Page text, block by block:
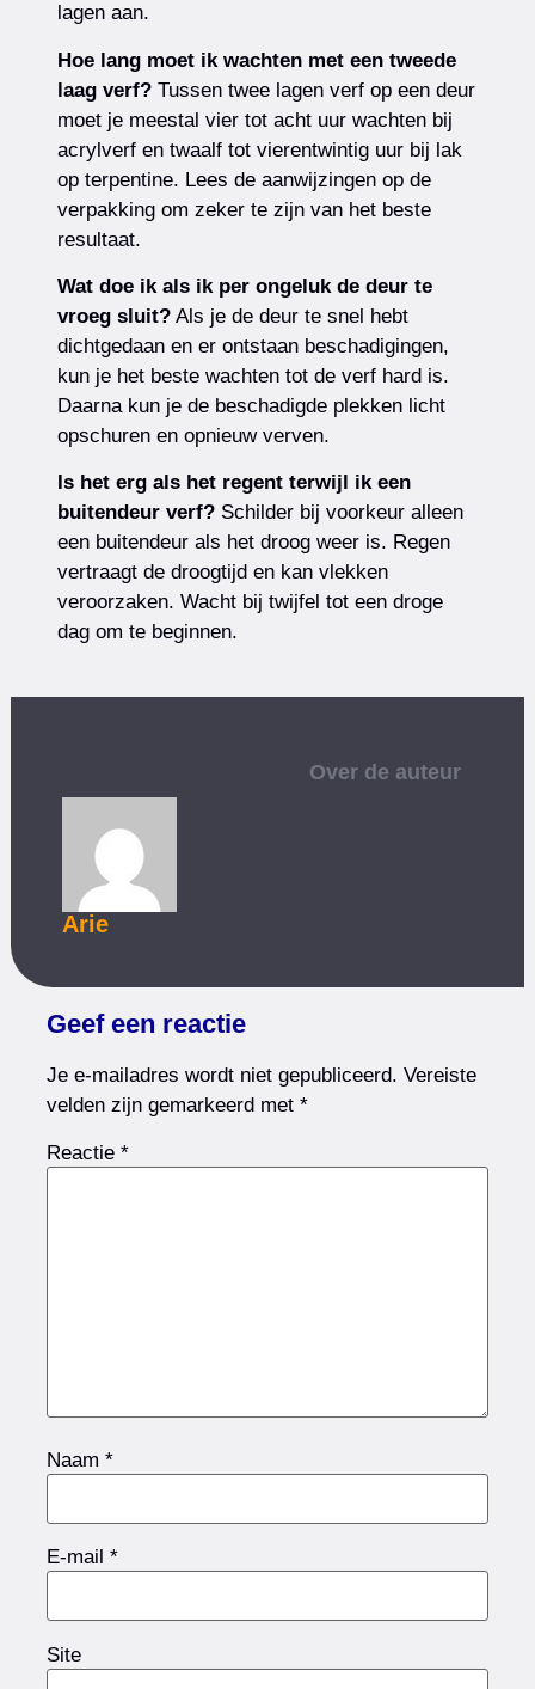
lagen aan.
Hoe lang moet ik wachten met een tweede
laag verf?Tussen twee lagen verf op een deur
moet je meestal vier tot acht uur wachten bij
acrylverf en twaalf tot vierentwintig uur bij lak
op terpentine. Lees de aanwijzingen op de
verpakking om zeker te zijn van het beste
resultaat.
Wat doe ik als ik per ongeluk de deur te
vroeg sluit?Als je de deur te snel hebt
dichtgedaan en er ontstaan beschadigingen,
kun je het beste wachten tot de verf hard is.
Daarna kun je de beschadigde plekken licht
opschuren en opnieuw verven.
Is het erg als het regent terwijl ik een
buitendeur verf?Schilder bij voorkeur alleen
een buitendeur als het droog weer is. Regen
vertraagt de droogtijd en kan vlekken
veroorzaken. Wacht bij twijfel tot een droge
dag om te beginnen.
Over de auteur
Arie
Geef een reactie
Je e-mailadres wordt niet gepubliceerd. Vereiste
velden zijn gemarkeerd met*
Reactie*
Naam*
E-mail*
Site